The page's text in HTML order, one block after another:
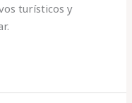
turísticos y